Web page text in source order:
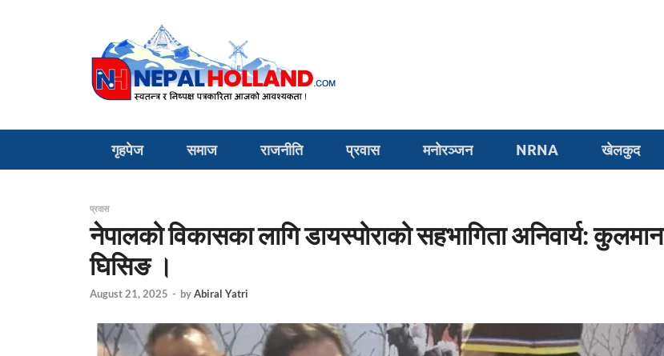
गृहपेज समाज राजनीति प्रवास मनाेरञ्जन NRNA खेलकुद
प्रवास
नेपालको विकासका लागि डायस्पोराको सहभागिता अनिवार्य: कुलमान
घिसिङ ।
August 21, 2025 - byAbiral Yatri